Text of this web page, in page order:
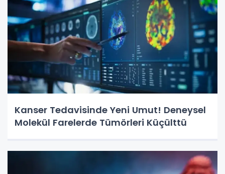
Kanser Tedavisinde Yeni Umut! Deneysel
Molekül Farelerde Tümörleri Küçülttü